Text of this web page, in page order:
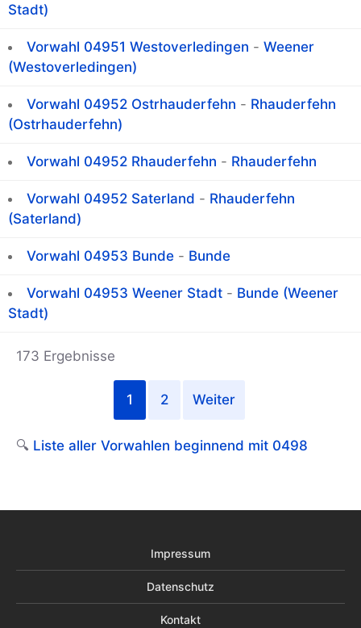
Stadt)
Vorwahl 04951 Westoverledingen - Weener
(Westoverledingen)
Vorwahl 04952 Ostrhauderfehn - Rhauderfehn
(Ostrhauderfehn)
Vorwahl 04952 Rhauderfehn - Rhauderfehn
Vorwahl 04952 Saterland - Rhauderfehn
(Saterland)
Vorwahl 04953 Bunde - Bunde
Vorwahl 04953 Weener Stadt - Bunde (Weener
Stadt)
173 Ergebnisse
1 2 Weiter
🔍 Liste aller Vorwahlen beginnend mit 0498
Impressum
Datenschutz
Kontakt